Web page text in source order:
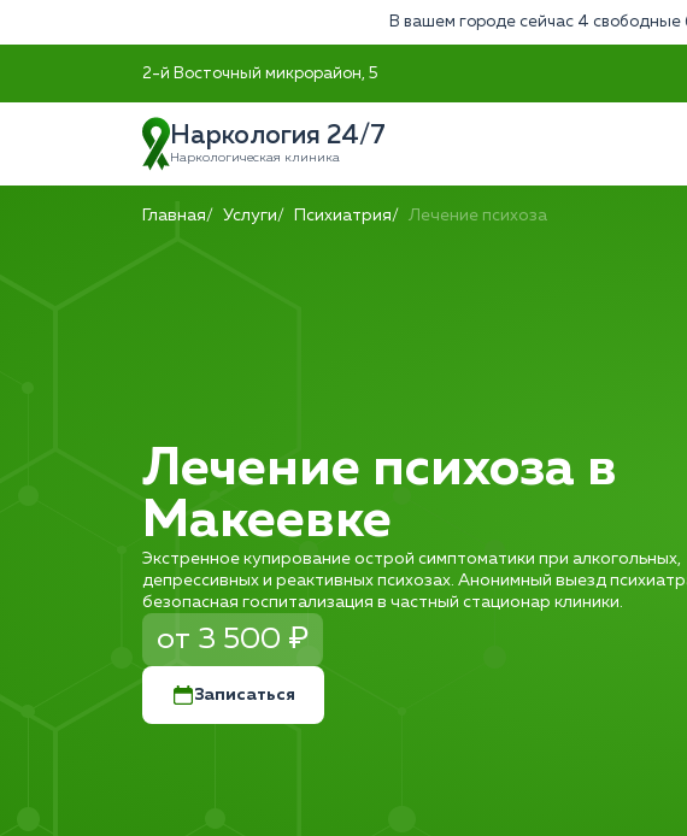
В вашем городе сейчас 4 свободные
2-й Восточный микрорайон, 5
Наркология 24/7
Наркологическая клиника
Главная Услуги Психиатрия Лечение психоза
Лечение психоза в
Макеевке
Экстренное купирование острой симптоматики при алкогольных,
депрессивных и реактивных психозах. Анонимный выезд
безопасная госпитализация в частный стационар клиники.
от 3 500 ₽
Записаться